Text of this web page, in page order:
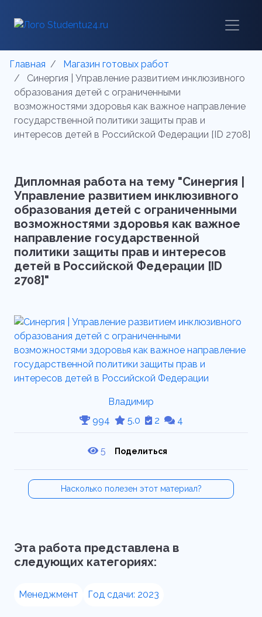
Главная
Магазин готовых работ
Синергия | Управление развитием инклюзивного
образования детей с ограниченными
возможностями здоровья как важное направление
государственной политики защиты прав и
интересов детей в Российской Федерации [ID 2708]
Дипломная работа на тему "Синергия |
Управление развитием инклюзивного
образования детей с ограниченными
возможностями здоровья как важное
направление государственной
политики защиты прав и интересов
детей в Российской Федерации [ID
2708]"
Владимир
994
5.0 2 4
5 Поделиться
Насколько полезен этот материал?
Эта работа представлена в
следующих категориях:
Менеджмент Год сдачи: 2023